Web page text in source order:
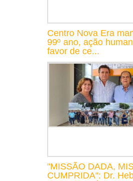
Centro Nova Era
99º ano, ação
favor de ce...
"MISSÃO DADA,
CUMPRIDA": Dr.